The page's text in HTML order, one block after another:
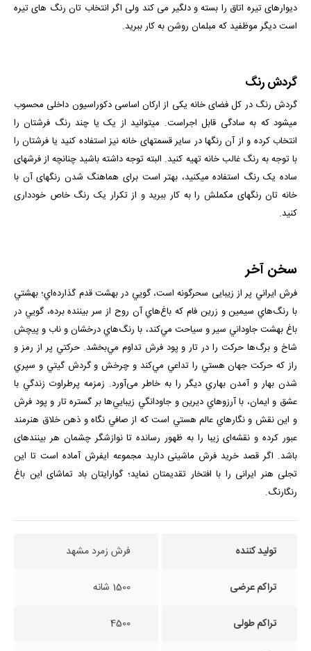
دیوارهای تیره اتاق را بسته و دلگیر می کند ولی اگر انتخاب تان رنگ های تیره
است دیگر موظفید که مبلمان روشن به کار ببرید.
گردش رنگ
گردش رنگ در کل فضای خانه یکی از ارکان اساسی دکوراسیون داخلی محسوب
می­شود که به سادگی قابل اجراست. می­توانید از یک یا چند رنگ فرش­تان را
انتخاب کرده و از آن رنگ­ها در سایر قسمت­های خانه نیز استفاده کنید یا فرشتان را
با توجه به رنگ غالب خانه تهیه کنید. البته توجه داشته باشید چنانچه از فرش­های
ساده یک رنگ استفاده می­کنید، بهتر است برای هماهنگ شدن رنگ­های آن با
خانه­ تان رنگ­های مکملش را به کار ببرید و از تکرار یک رنگ خاص خودداری
کنید.
سخن آخر
فرش ايراني پر از زيبایی سحرگونه است، گويي در بهشت قدم گذارده‌اي؛ بهشتي
با رنگ‌هاي سيمين و زرين فام كه باغ‌هاي آن روح از سر بيننده برده، ‌گويي در
باغ بهشت جاوداني سير و سياحت مي‌كند، با رنگ‌هاي درخشان و ناب و پیچش
شاخ و برگ‌ها حركت را در تار و پود فرش تداوم مي‌بخشد. حركتي پر از رمز و
راز كه حركت جهان هستي را تداعي مي‌كند و چرخش و گردش گيتي و سپري
شدن بهار و آمدن بهاري ديگر را به خاطر می‌آورد. زمزمه پرطراوت زندگي با
عشق و ايمان، با آرزوهاي ديرين و جاودانگي زيبايي‌ها بر گستره تار و پود فرش
و اين نقش و نگارهاي عالم هستي است كه از صافي نگاه و ذهن خلاق هنرمند
عبور كرده و نقشه‌ای زیبا را به ظهور رسانده تا نوازشگر چشمان هر بیننده­ای
باشد. اگر قصد خرید فرش ماشینی دارید مجموعه ایفرش آماده است تا این
تجلی هنر ایرانی را با افتخار تقدیمتان نماید؛ گوارایتان باد تماشای این باغ
رنگارنگ.
تولید کننده فرش زمرد مشهد
تراکم عرضی 1500 شانه
تراکم طولی 4500